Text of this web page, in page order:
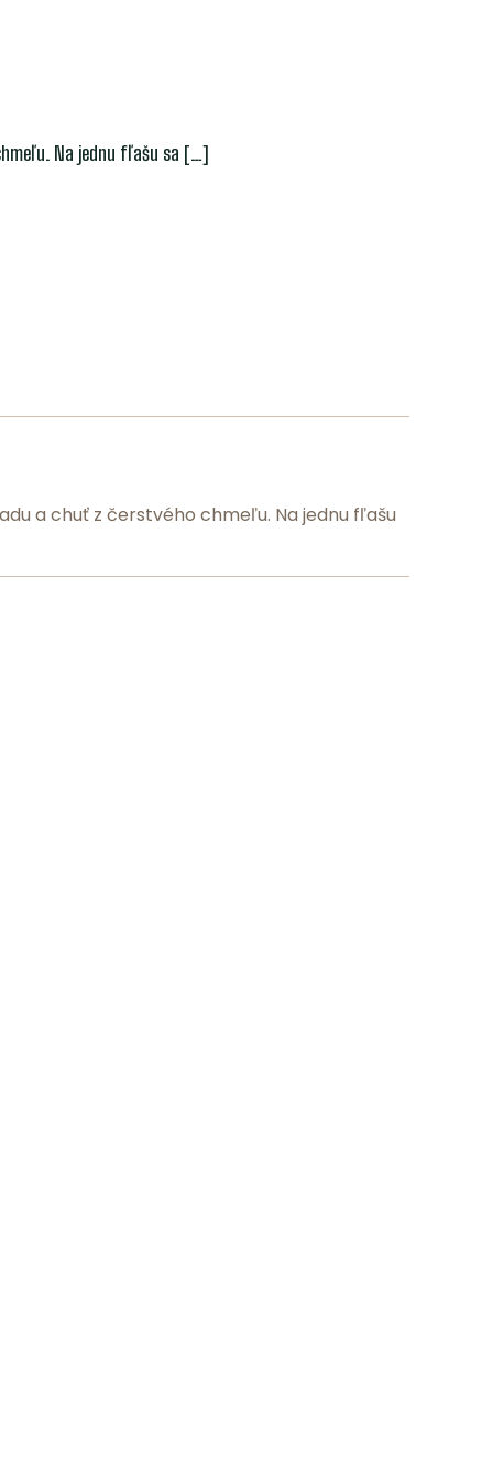
Na jednu fľašu sa […]
a chuť z čerstvého chmeľu. Na jednu fľašu